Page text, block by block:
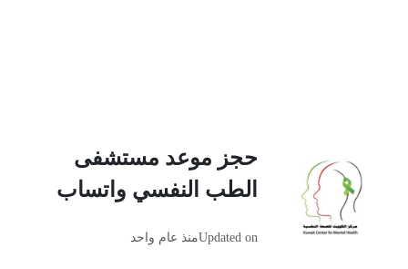
حجز موعد مستشفى
الطب النفسي واتساب
Updated onمنذ عام واحد